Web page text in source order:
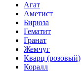
Агат
Аметист
Бирюза
Гематит
Гранат
Жемчуг
Кварц (розовый)
Коралл